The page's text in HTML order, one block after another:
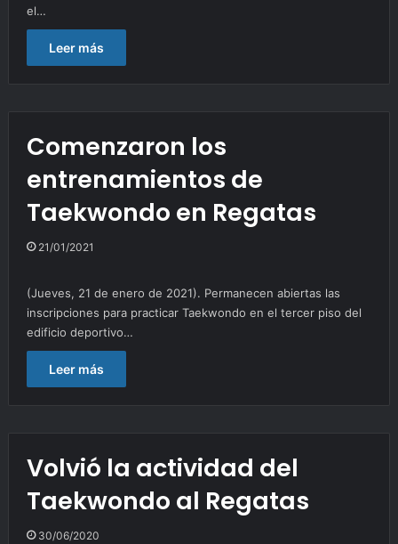
el…
Leer más
Comenzaron los
entrenamientos de
Taekwondo en Regatas
21/01/2021
(Jueves, 21 de enero de 2021). Permanecen abiertas las
inscripciones para practicar Taekwondo en el tercer piso del
edificio deportivo…
Leer más
Volvió la actividad del
Taekwondo al Regatas
30/06/2020